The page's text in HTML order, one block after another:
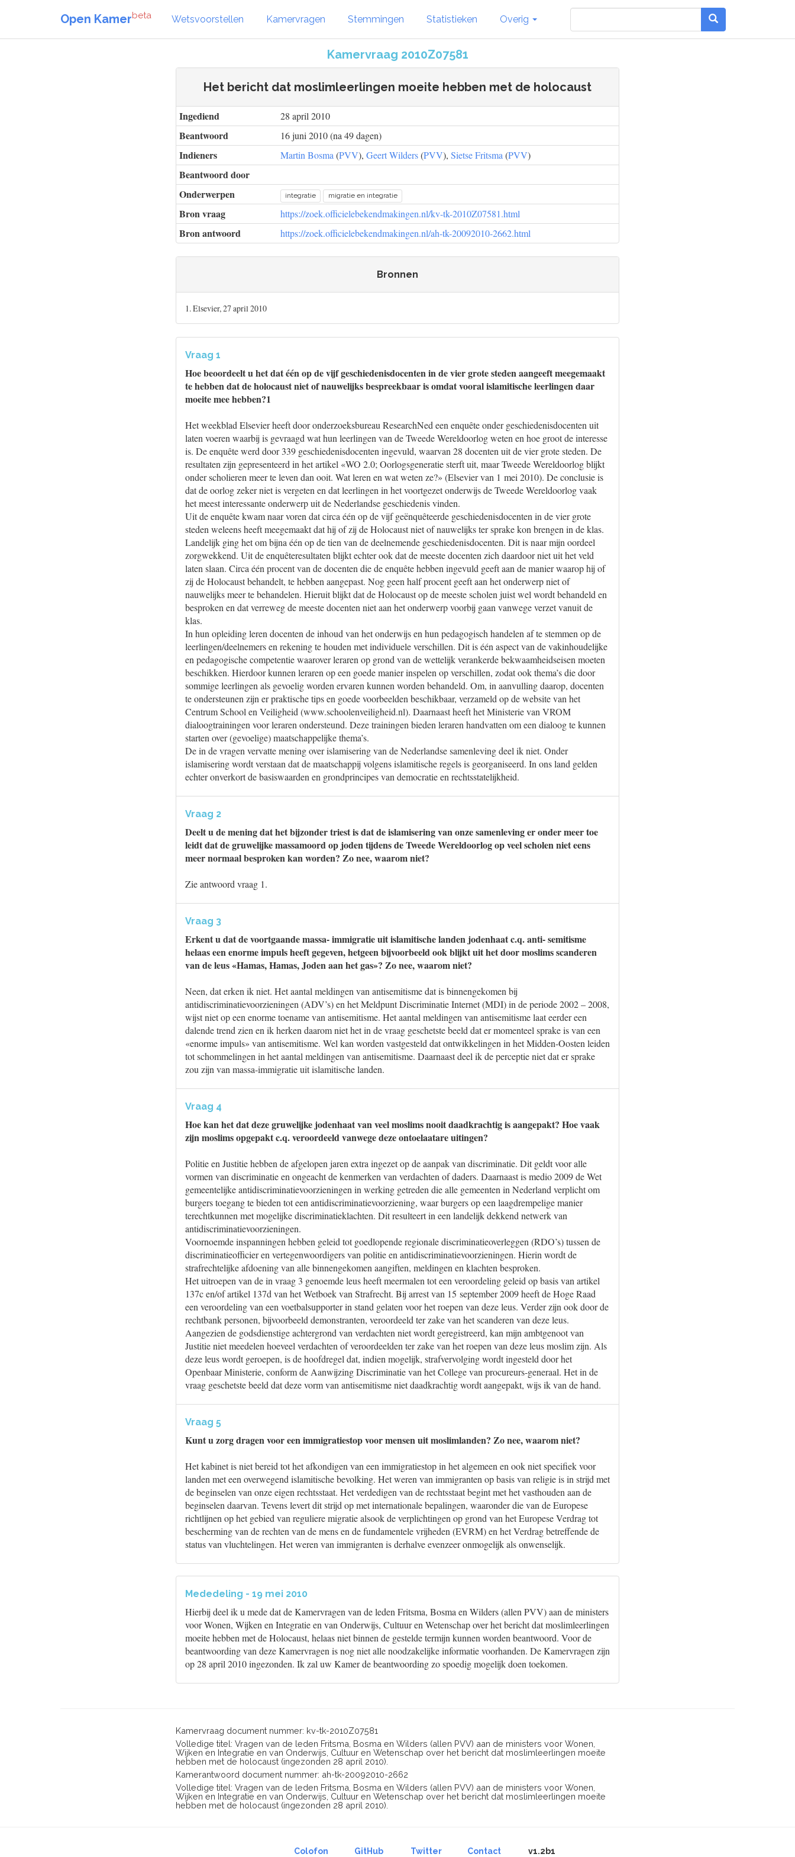
Open Kamerbeta Wetsvoorstellen Kamervragen Stemmingen Statistieken Overig
Kamervraag 2010Z07581
Het bericht dat moslimleerlingen moeite hebben met de holocaust
Ingediend 28 april 2010
Beantwoord 16 juni 2010 (na 49 dagen)
Indieners Martin Bosma (PVV), Geert Wilders(PVV), Sietse Fritsma (PVV)
Beantwoord door
Onderwerpen
integratie migratie en integratie
Bron vraag https://zoek.officielebekendmakingen.nl/kv-tk-2010Z07581.html
Bron antwoord https://zoek.officielebekendmakingen.nl/ah-tk-20092010-2662.html
Bronnen
1. Elsevier, 27 april 2010
Vraag 1
Hoe beoordeelt u het dat één op de vijf geschiedenisdocenten in de vier grote steden aangeeft meegemaakt
te hebben dat de holocaust niet of nauwelijks bespreekbaar is omdat vooral islamitische leerlingen daar
moeite mee hebben?1
Het weekblad Elsevier heeft door onderzoeksbureau ResearchNed een enquête onder geschiedenisdocenten uit
laten voeren waarbij is gevraagd wat hun leerlingen van de Tweede Wereldoorlog weten en hoe groot de interesse
is. De enquête werd door 339 geschiedenisdocenten ingevuld, waarvan 28 docenten uit de vier grote steden. De
resultaten zijn gepresenteerd in het artikel «WO 2.0; Oorlogsgeneratie sterft uit, maar Tweede Wereldoorlog blijkt
onder scholieren meer te leven dan ooit. Wat leren en wat weten ze?» (Elsevier van 1 mei 2010). De conclusie is
dat de oorlog zeker niet is vergeten en dat leerlingen in het voortgezet onderwijs de Tweede Wereldoorlog vaak
het meest interessante onderwerp uit de Nederlandse geschiedenis vinden.
Uit de enquête kwam naar voren dat circa één op de vijf geënquêteerde geschiedenisdocenten in de vier grote
steden weleens heeft meegemaakt dat hij of zij de Holocaust niet of nauwelijks ter sprake kon brengen in de klas.
Landelijk ging het om bijna één op de tien van de deelnemende geschiedenisdocenten. Dit is naar mijn oordeel
zorgwekkend. Uit de enquêteresultaten blijkt echter ook dat de meeste docenten zich daardoor niet uit het veld
laten slaan. Circa één procent van de docenten die de enquête hebben ingevuld geeft aan de manier waarop hij of
zij de Holocaust behandelt, te hebben aangepast. Nog geen half procent geeft aan het onderwerp niet of
nauwelijks meer te behandelen. Hieruit blijkt dat de Holocaust op de meeste scholen juist wel wordt behandeld en
besproken en dat verreweg de meeste docenten niet aan het onderwerp voorbij gaan vanwege verzet vanuit de
klas.
In hun opleiding leren docenten de inhoud van het onderwijs en hun pedagogisch handelen af te stemmen op de
leerlingen/deelnemers en rekening te houden met individuele verschillen. Dit is één aspect van de vakinhoudelijke
en pedagogische competentie waarover leraren op grond van de wettelijk verankerde bekwaamheidseisen moeten
beschikken. Hierdoor kunnen leraren op een goede manier inspelen op verschillen, zodat ook thema’s die door
sommige leerlingen als gevoelig worden ervaren kunnen worden behandeld. Om, in aanvulling daarop, docenten
te ondersteunen zijn er praktische tips en goede voorbeelden beschikbaar, verzameld op de website van het
Centrum School en Veiligheid (www.schoolenveiligheid.nl). Daarnaast heeft het Ministerie van VROM
dialoogtrainingen voor leraren ondersteund. Deze trainingen bieden leraren handvatten om een dialoog te kunnen
starten over (gevoelige) maatschappelijke thema’s.
De in de vragen vervatte mening over islamisering van de Nederlandse samenleving deel ik niet. Onder
islamisering wordt verstaan dat de maatschappij volgens islamitische regels is georganiseerd. In ons land gelden
echter onverkort de basiswaarden en grondprincipes van democratie en rechtsstatelijkheid.
Vraag 2
Deelt u de mening dat het bijzonder triest is dat de islamisering van onze samenleving er onder meer toe
leidt dat de gruwelijke massamoord op joden tijdens de Tweede Wereldoorlog op veel scholen niet eens
meer normaal besproken kan worden? Zo nee, waarom niet?
Zie antwoord vraag 1.
Vraag 3
Erkent u dat de voortgaande massa- immigratie uit islamitische landen jodenhaat c.q. anti- semitisme
helaas een enorme impuls heeft gegeven, hetgeen bijvoorbeeld ook blijkt uit het door moslims scanderen
van de leus «Hamas, Hamas, Joden aan het gas»? Zo nee, waarom niet?
Neen, dat erken ik niet. Het aantal meldingen van antisemitisme dat is binnengekomen bij
antidiscriminatievoorzieningen (ADV’s) en het Meldpunt Discriminatie Internet (MDI) in de periode 2002 – 2008,
wijst niet op een enorme toename van antisemitisme. Het aantal meldingen van antisemitisme laat eerder een
dalende trend zien en ik herken daarom niet het in de vraag geschetste beeld dat er momenteel sprake is van een
«enorme impuls» van antisemitisme. Wel kan worden vastgesteld dat ontwikkelingen in het Midden-Oosten leiden
tot schommelingen in het aantal meldingen van antisemitisme. Daarnaast deel ik de perceptie niet dat er sprake
zou zijn van massa-immigratie uit islamitische landen.
Vraag 4
Hoe kan het dat deze gruwelijke jodenhaat van veel moslims nooit daadkrachtig is aangepakt? Hoe vaak
zijn moslims opgepakt c.q. veroordeeld vanwege deze ontoelaatare uitingen?
Politie en Justitie hebben de afgelopen jaren extra ingezet op de aanpak van discriminatie. Dit geldt voor alle
vormen van discriminatie en ongeacht de kenmerken van verdachten of daders. Daarnaast is medio 2009 de Wet
gemeentelijke antidiscriminatievoorzieningen in werking getreden die alle gemeenten in Nederland verplicht om
burgers toegang te bieden tot een antidiscriminatievoorziening, waar burgers op een laagdrempelige manier
terechtkunnen met mogelijke discriminatieklachten. Dit resulteert in een landelijk dekkend netwerk van
antidiscriminatievoorzieningen.
Voornoemde inspanningen hebben geleid tot goedlopende regionale discriminatieoverleggen (RDO’s) tussen de
discriminatieofficier en vertegenwoordigers van politie en antidiscriminatievoorzieningen. Hierin wordt de
strafrechtelijke afdoening van alle binnengekomen aangiften, meldingen en klachten besproken.
Het uitroepen van de in vraag 3 genoemde leus heeft meermalen tot een veroordeling geleid op basis van artikel
137c en/of artikel 137d van het Wetboek van Strafrecht. Bij arrest van 15 september 2009 heeft de Hoge Raad
een veroordeling van een voetbalsupporter in stand gelaten voor het roepen van deze leus. Verder zijn ook door de
rechtbank personen, bijvoorbeeld demonstranten, veroordeeld ter zake van het scanderen van deze leus.
Aangezien de godsdienstige achtergrond van verdachten niet wordt geregistreerd, kan mijn ambtgenoot van
Justitie niet meedelen hoeveel verdachten of veroordeelden ter zake van het roepen van deze leus moslim zijn. Als
deze leus wordt geroepen, is de hoofdregel dat, indien mogelijk, strafvervolging wordt ingesteld door het
Openbaar Ministerie, conform de Aanwijzing Discriminatie van het College van procureurs-generaal. Het in de
vraag geschetste beeld dat deze vorm van antisemitisme niet daadkrachtig wordt aangepakt, wijs ik van de hand.
Vraag 5
Kunt u zorg dragen voor een immigratiestop voor mensen uit moslimlanden? Zo nee, waarom niet?
Het kabinet is niet bereid tot het afkondigen van een immigratiestop in het algemeen en ook niet specifiek voor
landen met een overwegend islamitische bevolking. Het weren van immigranten op basis van religie is in strijd met
de beginselen van onze eigen rechtsstaat. Het verdedigen van de rechtsstaat begint met het vasthouden aan de
beginselen daarvan. Tevens levert dit strijd op met internationale bepalingen, waaronder die van de Europese
richtlijnen op het gebied van reguliere migratie alsook de verplichtingen op grond van het Europese Verdrag tot
bescherming van de rechten van de mens en de fundamentele vrijheden (EVRM) en het Verdrag betreffende de
status van vluchtelingen. Het weren van immigranten is derhalve evenzeer onmogelijk als onwenselijk.
Mededeling - 19 mei 2010
Hierbij deel ik u mede dat de Kamervragen van de leden Fritsma, Bosma en Wilders (allen PVV) aan de ministers
voor Wonen, Wijken en Integratie en van Onderwijs, Cultuur en Wetenschap over het bericht dat moslimleerlingen
moeite hebben met de Holocaust, helaas niet binnen de gestelde termijn kunnen worden beantwoord. Voor de
beantwoording van deze Kamervragen is nog niet alle noodzakelijke informatie voorhanden. De Kamervragen zijn
op 28 april 2010 ingezonden. Ik zal uw Kamer de beantwoording zo spoedig mogelijk doen toekomen.
Kamervraag document nummer: kv-tk-2010Z07581
Volledige titel: Vragen van de leden Fritsma, Bosma en Wilders (allen PVV) aan de ministers voor Wonen,
Wijken en Integratie en van Onderwijs, Cultuur en Wetenschap over het bericht dat moslimleerlingen moeite
hebben met de holocaust (ingezonden 28 april 2010).
Kamerantwoord document nummer: ah-tk-20092010-2662
Volledige titel: Vragen van de leden Fritsma, Bosma en Wilders (allen PVV) aan de ministers voor Wonen,
Wijken en Integratie en van Onderwijs, Cultuur en Wetenschap over het bericht dat moslimleerlingen moeite
hebben met de holocaust (ingezonden 28 april 2010).
Colofon GitHub Twitter Contact v1.2b1